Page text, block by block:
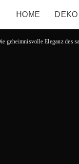
HOME DEKO
geheimnisvolle Eleganz des